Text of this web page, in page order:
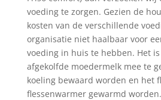
voeding te zorgen. Gezien de
kosten van de verschillende
organisatie niet haalbaar voor
voeding in huis te hebben. Het
afgekolfde moedermelk mee te
koeling bewaard worden en het
flessenwarmer gewarmd